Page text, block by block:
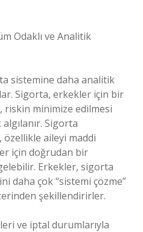
Odaklı ve Analitik
sistemine daha analitik
Sigorta, erkekler için bir
riskin minimize edilmesi
Sigorta
aileyi maddi
için doğrudan bir
Erkekler, sigorta
daha çok “sistemi çözme”
şekillendirirler.
ve iptal durumlarıyla